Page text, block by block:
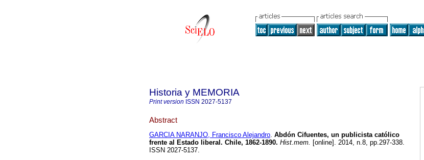
Historia y MEMORIA
Print version ISSN 2027-5137
Abstract
GARCIA NARANJO, Francisco Alejandro. Abdón Cifuentes, un publicista católico
frente al Estado liberal. Chile, 1862-1890. Hist.mem. [online]. 2014, n.8, pp.297-338.
ISSN 2027-5137.